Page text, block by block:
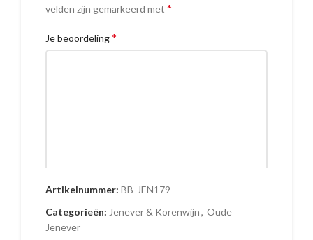
velden zijn gemarkeerd met *
Je beoordeling*
Artikelnummer: BB-JEN179
Categorieën: Jenever & Korenwijn, Oude
Jenever